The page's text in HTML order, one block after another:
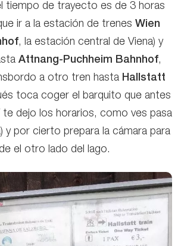
tiempo de trayecto es de 3 horas
ir a la estación de trenes Wien
, la estación central de Viena) y
Attnang-Puchheim Bahnhof,
a otro tren hasta Hallstatt
toca coger el barquito que antes
te dejo los horarios, como ves pasa
y por cierto prepara la cámara para
el otro lado del lago.